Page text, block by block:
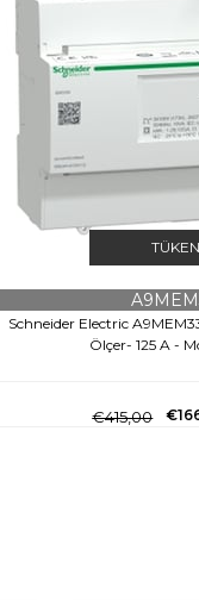
Schneider Electric
Ölçer- 125 A -
€415,00